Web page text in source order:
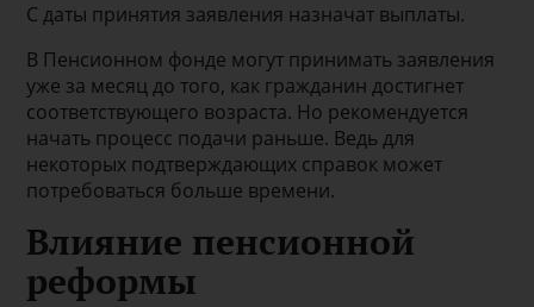
С даты принятия заявления назначат выплаты.
В Пенсионном фонде могут принимать заявления
уже за месяц до того, как гражданин достигнет
соответствующего возраста. Но рекомендуется
начать процесс подачи раньше. Ведь для
некоторых подтверждающих справок может
потребоваться больше времени.
Влияние пенсионной
реформы